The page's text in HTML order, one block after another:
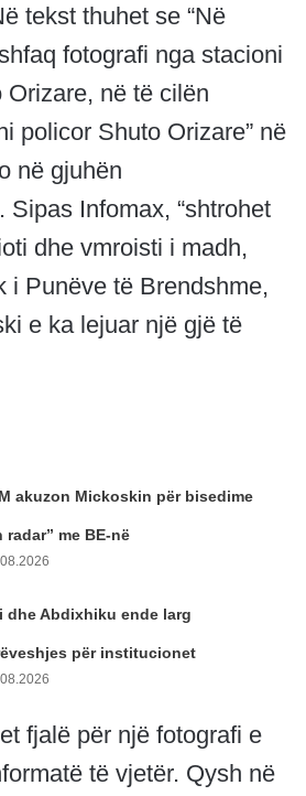
tekst thuhet se “Në
fotografi nga stacioni
në të cilën
policor Shuto Orizare” në
në gjuhën
Infomax, “shtrohet
dhe vmroisti i madh,
i Punëve të Brendshme,
e ka lejuar një gjë të
akuzon Mickoskin për bisedime
radar” me BE-në
dhe Abdixhiku ende larg
për institucionet
fjalë për një fotografi e
të vjetër. Qysh në